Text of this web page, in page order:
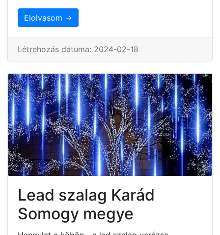
Elolvasom →
Létrehozás dátuma: 2024-02-18
Lead szalag Karád
Somogy megye